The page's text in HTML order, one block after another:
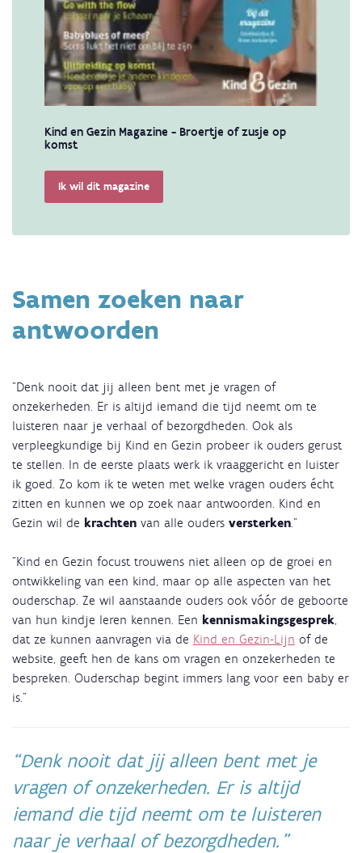
Kind en Gezin Magazine - Broertje of zusje op
komst
Ik wil dit magazine
Samen zoeken naar
antwoorden
"Denk nooit dat jij alleen bent met je vragen of
onzekerheden. Er is altijd iemand die tijd neemt om te
luisteren naar je verhaal of bezorgdheden. Ook als
verpleegkundige bij Kind en Gezin probeer ik ouders gerust
te stellen. In de eerste plaats werk ik vraaggericht en luister
ik goed. Zo kom ik te weten met welke vragen ouders écht
zitten en kunnen we op zoek naar antwoorden. Kind en
Gezin wil de krachten van alle ouders versterken ."
"Kind en Gezin focust trouwens niet alleen op de groei en
ontwikkeling van een kind, maar op alle aspecten van het
ouderschap. Ze wil aanstaande ouders ook vóór de geboorte
van hun kindje leren kennen. Een kennismakingsgesprek
dat ze kunnen aanvragen via de Kind en Gezin-Lijn of de
website, geeft hen de kans om vragen en onzekerheden te
bespreken. Ouderschap begint immers lang voor een baby er
is."
Denk nooit dat jij alleen bent met je
vragen of onzekerheden. Er is altijd
iemand die tijd neemt om te luisteren
naar je verhaal of bezorgdheden.